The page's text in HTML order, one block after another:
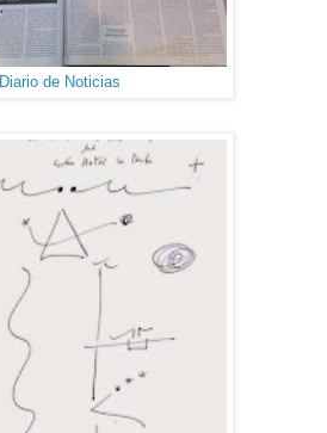
Diario de Noticias